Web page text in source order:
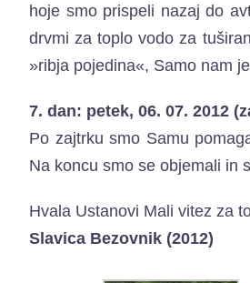
hoje smo prispeli nazaj do
drvmi za toplo vodo za
»ribja pojedina«, Samo nam
7. dan: petek, 06. 07. 2012
Po zajtrku smo Samu
Na koncu smo se objemali in
Hvala Ustanovi Mali vitez za
Slavica Bezovnik (2012)